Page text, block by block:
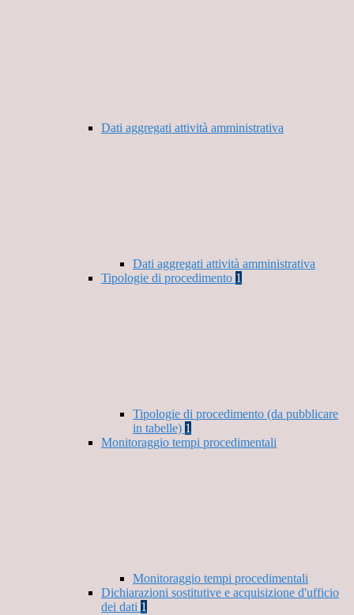
Dati aggregati attività amministrativa
Dati aggregati attività amministrativa
Tipologie di procedimento 1
Tipologie di procedimento (da pubblicare
in tabelle) 1
Monitoraggio tempi procedimentali
Monitoraggio tempi procedimentali
Dichiarazioni sostitutive e acquisizione d'ufficio
dei dati 1